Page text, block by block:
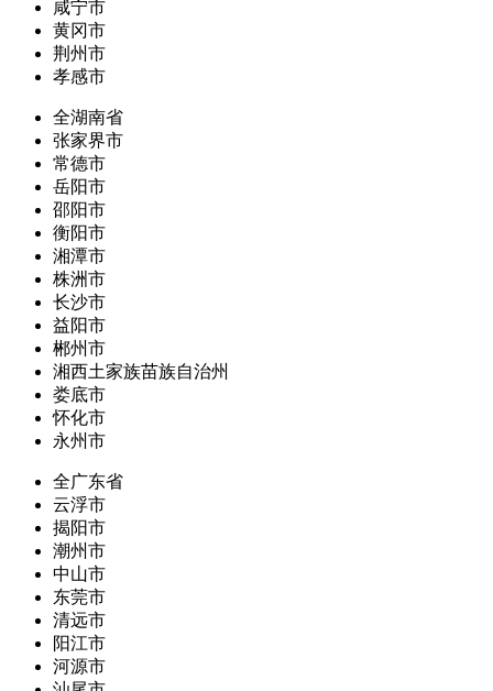
咸宁市
黄冈市
荆州市
孝感市
全湖南省
张家界市
常德市
岳阳市
邵阳市
衡阳市
湘潭市
株洲市
长沙市
益阳市
郴州市
湘西土家族苗族自治州
娄底市
怀化市
永州市
全广东省
云浮市
揭阳市
潮州市
中山市
东莞市
清远市
阳江市
河源市